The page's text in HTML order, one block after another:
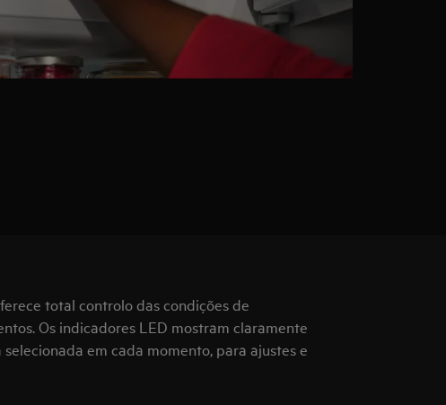
total controlo das condições de
Os indicadores LED mostram claramente
em cada momento, para ajustes e